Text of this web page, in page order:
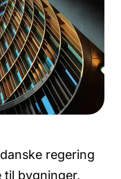
regering
til bygninger,